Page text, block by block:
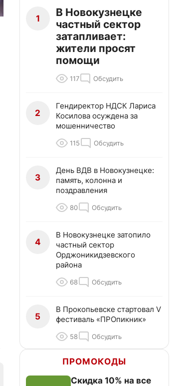
1
В Новокузнецке
частный сектор
затапливает:
жители просят
помощи
117 Обсудить
2
Гендиректор НДСК Лариса
Косилова осуждена за
мошенничество
115 Обсудить
3
День ВДВ в Новокузнецке:
память, колонна и
поздравления
80 Обсудить
4
В Новокузнецке затопило
частный сектор
Орджоникидзевского
района
68 Обсудить
5
В Прокопьевске стартовал V
фестиваль «ПРОпикник»
58 Обсудить
ПРОМОКОДЫ
Скидка 10% на все